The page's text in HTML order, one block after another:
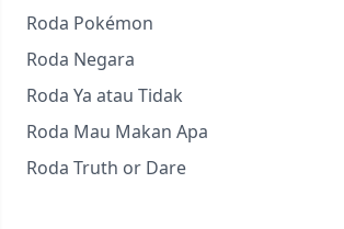
Roda Pokémon
Roda Negara
Roda Ya atau Tidak
Roda Mau Makan Apa
Roda Truth or Dare